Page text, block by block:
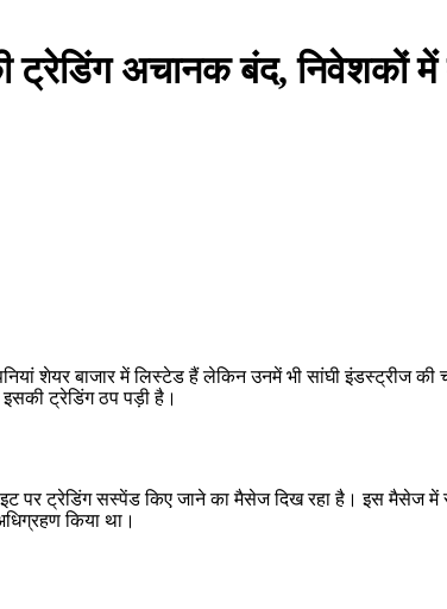
अचानक बंद, निवेशकों में
शेयर बाजार में लिस्टेड हैं लेकिन उनमें भी सांघी इंडस्ट्रीज की
ट्रेडिंग ठप पड़ी है।
ट्रेडिंग सस्पेंड किए जाने का मैसेज दिख रहा है। इस मैसेज में
किया था।